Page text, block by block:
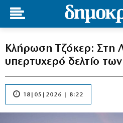
Κλήρωση Τζόκερ: Στη
υπερτυχερό δελτίο
18|05|2026 | 8:22